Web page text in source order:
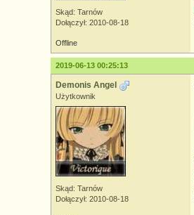
Skąd: Tarnów
Dołączył: 2010-08-18
Offline
2019-06-13 00:25:13
Demonis Angel
Użytkownik
Skąd: Tarnów
Dołączył: 2010-08-18